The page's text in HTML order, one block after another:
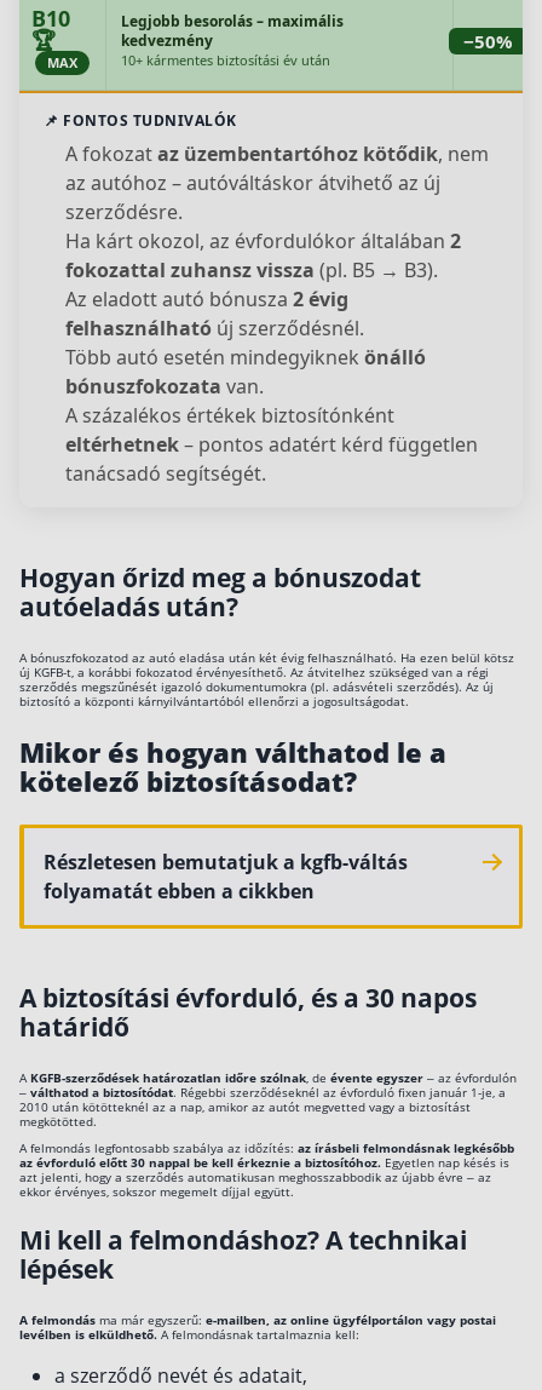
B10
🏆
MAX
Legjobb besorolás – maximális
kedvezmény
10+ kármentes biztosítási év után
−50%
📌 FONTOS TUDNIVALÓK
A fokozataz üzembentartóhoz kötődik, nem
az autóhoz – autóváltáskor átvihető az új
szerződésre.
Ha kárt okozol, az évfordulókor általában 2
fokozattal zuhansz vissza (pl. B5 → B3).
Az eladott autó bónusza 2 évig
felhasználható új szerződésnél.
Több autó esetén mindegyiknek önálló
bónuszfokozata van.
A százalékos értékek biztosítónként
eltérhetnek– pontos adatért kérd független
tanácsadó segítségét.
Hogyan őrizd meg a bónuszodat
autóeladás után?
A bónuszfokozatod az autó eladása után két évig felhasználható. Ha ezen belül kötsz
új KGFB-t, a korábbi fokozatod érvényesíthető. Az átvitelhez szükséged van a régi
szerződés megszűnését igazoló dokumentumokra (pl. adásvételi szerződés). Az új
biztosító a központi kárnyilvántartóból ellenőrzi a jogosultságodat.
Mikor és hogyan válthatod le a
kötelező biztosításodat?
Részletesen bemutatjuk a kgfb-váltás
folyamatát ebben a cikkben
A biztosítási évforduló, és a 30 napos
határidő
A KGFB-szerződések határozatlan időre szólnak, de évente egyszer – az évfordulón
– válthatod a biztosítódat. Régebbi szerződéseknél az évforduló fixen január 1-je, a
2010 után kötötteknél az a nap, amikor az autót megvetted vagy a biztosítást
megkötötted.
A felmondás legfontosabb szabálya az időzítés: az írásbeli felmondásnak legkésőbb
az évforduló előtt 30 nappal be kell érkeznie a biztosítóhoz. Egyetlen nap késés is
azt jelenti, hogy a szerződés automatikusan meghosszabbodik az újabb évre – az
ekkor érvényes, sokszor megemelt díjjal együtt.
Mi kell a felmondáshoz? A technikai
lépések
A felmondás ma már egyszerű: e-mailben, az online ügyfélportálon vagy postai
levélben is elküldhető. A felmondásnak tartalmaznia kell:
a szerződő nevét és adatait,